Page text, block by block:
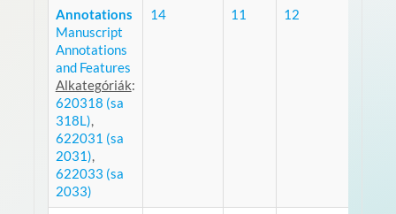
Annotations
Manuscript
Annotations
and Features
Alkategóriák:
620318 (sa
318L),
622031 (sa
2031),
622033 (sa
2033)
14 11
12